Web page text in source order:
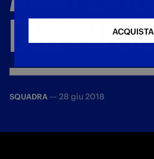
DELL'INTER!
SQUADRA — 28 giu 2018
ACQUISTA